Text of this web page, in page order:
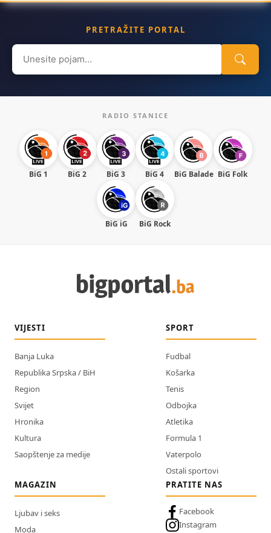
PRETRAŽITE PORTAL
Search
for:
RADIO STANICE
BiG 1 BiG 2 BiG 3 BiG 4 BiG Balade BiG Folk
BiG iG BiG Rock
VIJESTI
Banja Luka
Republika Srpska / BiH
Region
Svijet
Hronika
Kultura
Saopštenje za medije
SPORT
Fudbal
Košarka
Tenis
Odbojka
Atletika
Formula 1
Vaterpolo
Ostali sportovi
MAGAZIN
Ljubav i seks
Moda
PRATITE NAS
Facebook
Instagram